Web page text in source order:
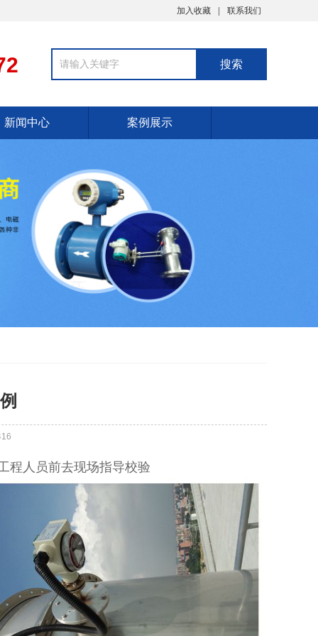
加入收藏 联系我们
新闻中心 案例展示
程人员前去现场指导校验